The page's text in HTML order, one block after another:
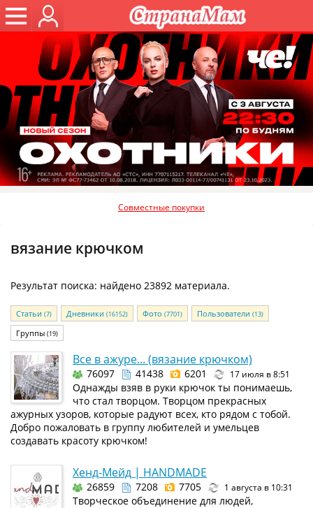
Совместные покупки
вязание крючком
Результат поиска: найдено 23892 материала.
Статьи (7) Дневники (16152) Фото (7701) Пользователи (13)
Группы (19)
Все в ажуре... (вязание крючком)
76097 41438 6201 17 июля в 8:51
Однажды взяв в руки крючок ты понимаешь,
что стал творцом. Творцом прекрасных
ажурных узоров, которые радуют всех, кто рядом с тобой.
Добро пожаловать в группу любителей и умельцев
создавать красоту крючком!
Хенд-Мейд | HANDMADE
26859 7208 7705 1 августа в 10:31
Творческое объединение для людей,